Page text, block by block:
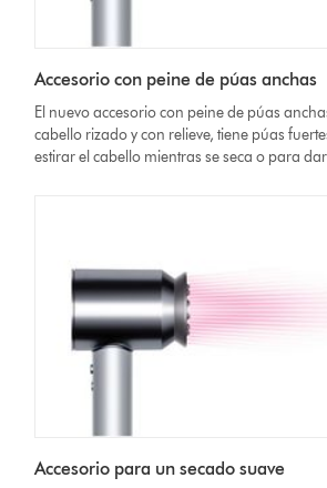
Accesorio con peine de púas anchas
El nuevo accesorio con peine de púas
cabello rizado y con relieve, tiene púas
estirar el cabello mientras se seca o para
Accesorio para un secado suave